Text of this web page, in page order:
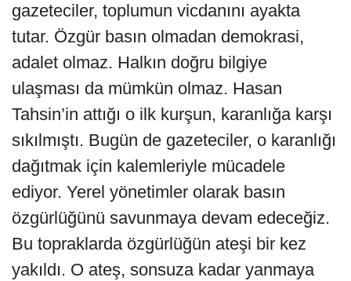
gazeteciler, toplumun vicdanını ayakta
tutar. Özgür basın olmadan demokrasi,
adalet olmaz. Halkın doğru bilgiye
ulaşması da mümkün olmaz. Hasan
Tahsin’in attığı o ilk kurşun, karanlığa karşı
sıkılmıştı. Bugün de gazeteciler, o karanlığı
dağıtmak için kalemleriyle mücadele
ediyor. Yerel yönetimler olarak basın
özgürlüğünü savunmaya devam edeceğiz.
Bu topraklarda özgürlüğün ateşi bir kez
yakıldı. O ateş, sonsuza kadar yanmaya